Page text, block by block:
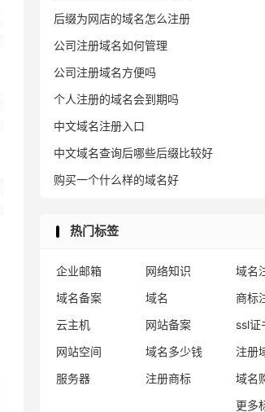
后缀为网店的域名怎么注册
公司注册域名如何管理
公司注册域名方便吗
个人注册的域名会到期吗
中文域名注册入口
中文域名查询后哪些后缀比较好
购买一个什么样的域名好
热门标签
企业邮箱 网络知识
域名
域名备案
域名
商标
云主机
网站备案
ssl证
网站空间
域名多少钱
注册
服务器
注册商标
域名
更多